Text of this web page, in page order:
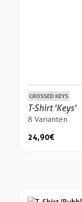
CROSSED KEYS
T-Shirt 'Keys'
8 Varianten
24,90 €